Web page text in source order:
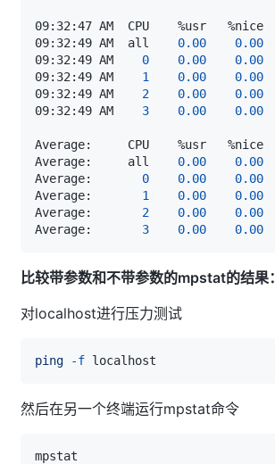
09:32:49 AM  all 0.00 0.00
09:32:49 AM 0 0.00 0.00
09:32:49 AM 1 0.00 0.00
09:32:49 AM 2 0.00 0.00
09:32:49 AM 3 0.00 0.00
Average:     all 0.00 0.00
Average: 0 0.00 0.00
Average: 1 0.00 0.00
Average: 2 0.00 0.00
Average: 3 0.00 0.00
比较带参数和不带参数的mpstat的结果：
对localhost进行压力测试
ping -f
然后在另一个终端运行mpstat命令